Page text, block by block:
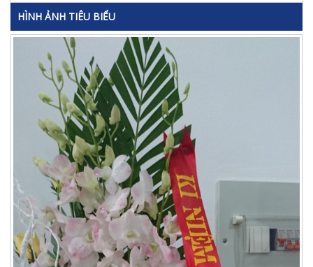
HÌNH ẢNH TIÊU BIỂU